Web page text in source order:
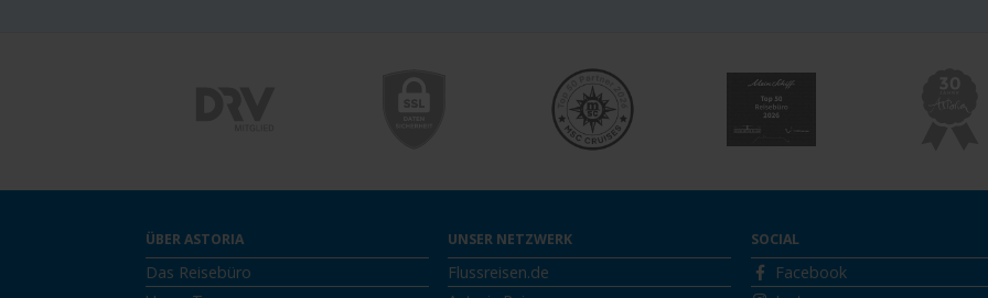
ÜBER ASTORIA
Das Reisebüro
UNSER NETZWERK
Flussreisen.de
SOCIAL
Facebook